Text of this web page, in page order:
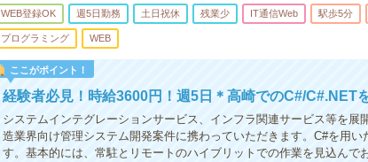
WEB登録OK 週5日勤務 土日祝休 残業少 IT通信Web 駅歩5分
プログラミング WEB
ここがポイント！
経験者必見！時給3600円！週5日＊高崎でのC#/C#.NET
システムインテグレーションサービス、インフラ関連サービス等を展
造業界向け管理システム開発案件に携わっていただきます。C#を用
す。基本的には、常駐とリモートのハイブリットでの作業を見込んで